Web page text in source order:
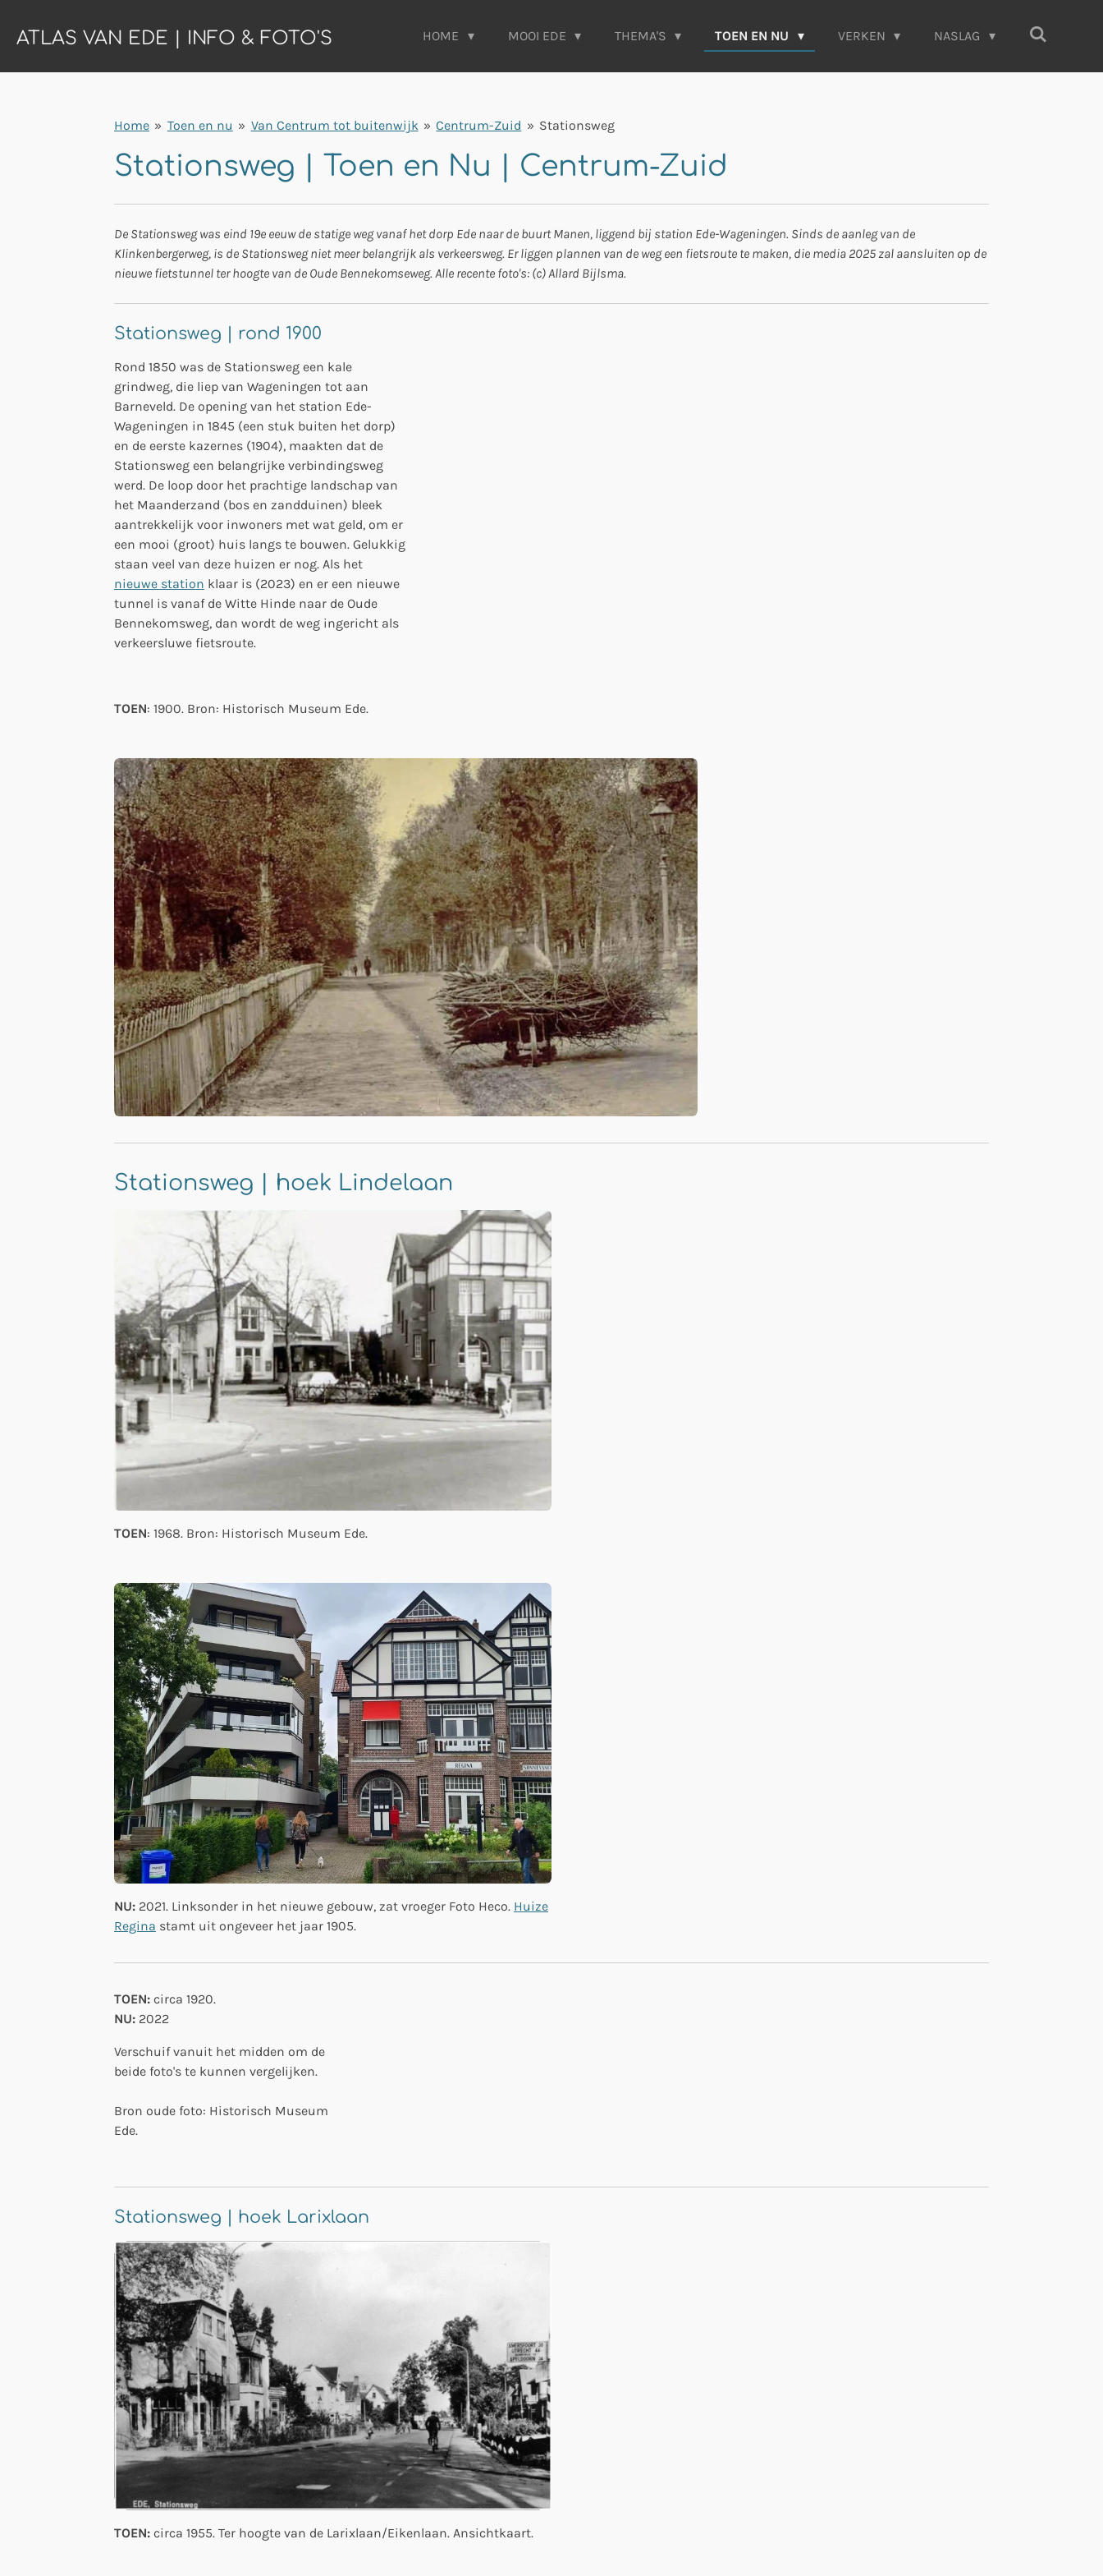
direct
de
ATLAS VAN EDE | INFO & FOTO'S HOME MOOI EDE THEMA'S TOEN EN NU VERKEN NASLAG
Home » Toen en nu » Van Centrum tot buitenwijk » Centrum-Zuid » Stationsweg
Stationsweg | Toen en Nu | Centrum-Zuid
De Stationsweg was eind 19e eeuw de statige weg vanaf het dorp Ede naar de buurt Manen, liggend bij station Ede-Wageningen. Sinds de aanleg van de
Klinkenbergerweg, is de Stationsweg niet meer belangrijk als verkeersweg. Er liggen plannen van de weg een fietsroute te maken, die media 2025 zal aansluiten op de
nieuwe fietstunnel ter hoogte van de Oude Bennekomseweg. Alle recente foto's: (c) Allard Bijlsma.
Stationsweg | rond 1900
Rond 1850 was de Stationsweg een kale
grindweg, die liep van Wageningen tot aan
Barneveld. De opening van het station Ede-
Wageningen in 1845 (een stuk buiten het dorp)
en de eerste kazernes (1904), maakten dat de
Stationsweg een belangrijke verbindingsweg
werd. De loop door het prachtige landschap van
het Maanderzand (bos en zandduinen) bleek
aantrekkelijk voor inwoners met wat geld, om er
een mooi (groot) huis langs te bouwen. Gelukkig
staan veel van deze huizen er nog. Als het
nieuwe station klaar is (2023) en er een nieuwe
tunnel is vanaf de Witte Hinde naar de Oude
Bennekomsweg, dan wordt de weg ingericht als
verkeersluwe fietsroute.
TOEN: 1900. Bron: Historisch Museum Ede.
Stationsweg | hoek Lindelaan
TOEN: 1968. Bron: Historisch Museum Ede.
NU: 2021. Linksonder in het nieuwe gebouw, zat vroeger Foto Heco. Huize
Regina stamt uit ongeveer het jaar 1905.
TOEN: circa 1920.
NU: 2022
Verschuif vanuit het midden om de
beide foto's te kunnen vergelijken.
Bron oude foto: Historisch Museum
Ede.
Stationsweg | hoek Larixlaan
TOEN: circa 1955. Ter hoogte van de Larixlaan/Eikenlaan. Ansichtkaart.